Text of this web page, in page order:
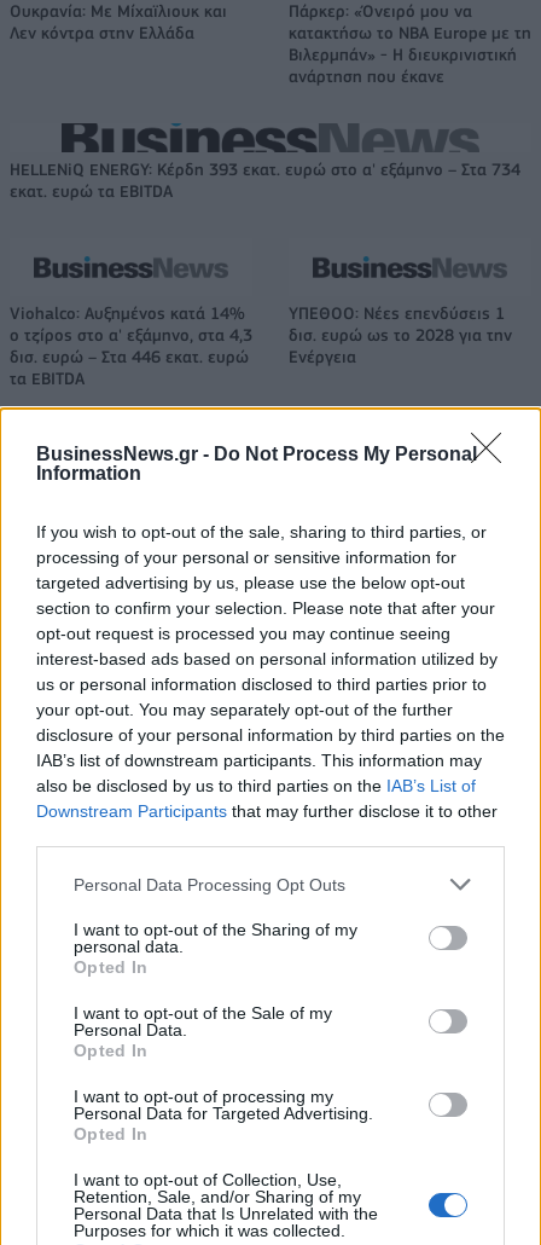
BusinessNews.gr - Do Not Process My Personal
Information
If you wish to opt-out of the sale, sharing to third parties, or
processing of your personal or sensitive information for
targeted advertising by us, please use the below opt-out
section to confirm your selection. Please note that after your
opt-out request is processed you may continue seeing
interest-based ads based on personal information utilized by
us or personal information disclosed to third parties prior to
your opt-out. You may separately opt-out of the further
disclosure of your personal information by third parties on the
IAB’s list of downstream participants. This information may
also be disclosed by us to third parties on the IAB’s List of
Downstream Participants that may further disclose it to other
Personal Data Processing Opt Outs
I want to opt-out of the Sharing of my
personal data.
Opted In
I want to opt-out of the Sale of my
Personal Data.
Opted In
I want to opt-out of processing my
Personal Data for Targeted Advertising.
Opted In
I want to opt-out of Collection, Use,
Retention, Sale, and/or Sharing of my
Personal Data that Is Unrelated with the
Purposes for which it was collected.
Ουκρανία: Με Μίχαϊλιουκ και
Λεν κόντρα στην Ελλάδα
Πάρκερ: «Όνειρό μου να
κατακτήσω το ΝΒΑ Europe με τη
Βιλερμπάν» - Η διευκρινιστική
ανάρτηση που έκανε
HELLENiQ ENERGY: Κέρδη 393 εκατ. ευρώ στο α' εξάμηνο – Στα 734
εκατ. ευρώ τα EBITDA
Viohalco: Αυξημένος κατά 14%
ο τζίρος στο α' εξάμηνο, στα 4,3
δισ. ευρώ – Στα 446 εκατ. ευρώ
τα EBITDA
ΥΠΕΘΟΟ: Νέες επενδύσεις 1
δισ. ευρώ ως το 2028 για την
Ενέργεια
Η συμφωνία Arval-Athlon αναδιαμορφώνει την αγορά leasing
VW: Η δύσκολη εξίσωση της
αναδιάρθρωσης
18η συνεχόμενη χρονιά για τον
ΟΤΕ στη διεθνή σειρά δεικτών
FTSE4Good
Alpha Bank: Για πρώτη φορά το Αρχαίο Θέατρο Επιδαύρου άνοιξε τις
πύλες του σε όλους
ESG Report 2025: Πώς η ΑΒ Βασιλόπουλος μετατρέπει τη
ΠΕΡΙΣΣΌΤΕΡΑ ΣΕ ΑΥΤΉ ΤΗΝ ΚΑΤΗΓΟΡΊΑ
Βρετανία: Θα αποχωρήσει
ο Κιρ Στάρμερ; Τι
Η ισραηλινή σεξουαλική